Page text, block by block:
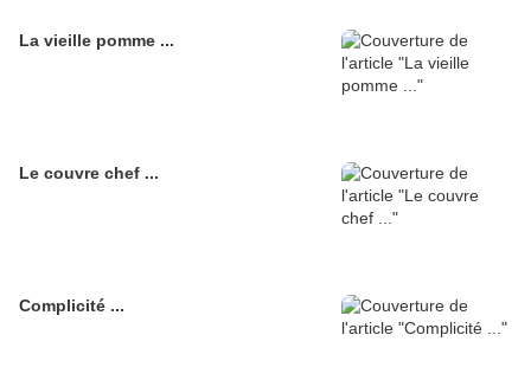
La vieille pomme ...
Le couvre chef ...
Complicité ...